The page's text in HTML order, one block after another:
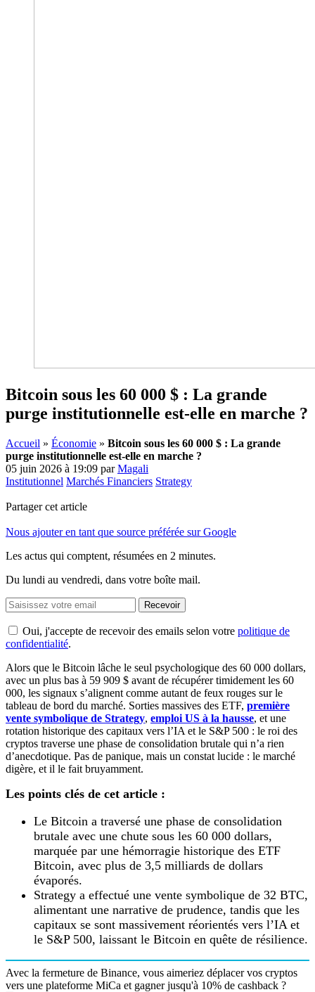
Bitcoin sous les 60 000 $ : La grande
purge institutionnelle est-elle en marche ?
Accueil » Économie » Bitcoin sous les 60 000 $ : La grande
purge institutionnelle est-elle en marche ?
05 juin 2026 à 19:09 parMagali
Institutionnel Marchés Financiers Strategy
Partager cet article
Nous ajouter en tant que source préférée sur Google
Les actus qui comptent, résumées en 2 minutes.
Du lundi au vendredi, dans votre boîte mail.
Recevoir
Oui, j'accepte de recevoir des emails selon votre politique de
confidentialité.
Alors que le Bitcoin lâche le seul psychologique des 60 000 dollars,
avec un plus bas à 59 909 $ avant de récupérer timidement les 60
000, les signaux s’alignent comme autant de feux rouges sur le
tableau de bord du marché. Sorties massives des ETF, première
vente symbolique de Strategy, emploi US à la hausse, et une
rotation historique des capitaux vers l’IA et le S&P 500 : le roi des
cryptos traverse une phase de consolidation brutale qui n’a rien
d’anecdotique. Pas de panique, mais un constat lucide : le marché
digère, et il le fait bruyamment.
Les points clés de cet article :
Le Bitcoin a traversé une phase de consolidation
brutale avec une chute sous les 60 000 dollars,
marquée par une hémorragie historique des ETF
Bitcoin, avec plus de 3,5 milliards de dollars
évaporés.
Strategy a effectué une vente symbolique de 32 BTC,
alimentant une narrative de prudence, tandis que les
capitaux se sont massivement réorientés vers l’IA et
le S&P 500, laissant le Bitcoin en quête de résilience.
Avec la fermeture de Binance, vous aimeriez déplacer vos cryptos
vers une plateforme MiCa et gagner jusqu'à 10% de cashback ?